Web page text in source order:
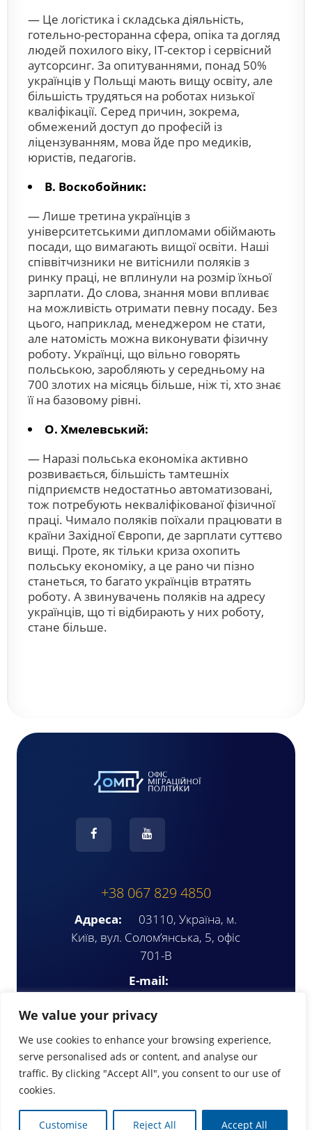
We value your privacy
We use cookies to enhance your browsing experience,
serve personalised ads or content, and analyse our
traffic. By clicking "Accept All", you consent to our use of
cookies.
Customise Reject All Accept All
— Це логістика і складська діяльність,
готельно-ресторанна сфера, опіка та догляд
людей похилого віку, IT-сектор і сервісний
аутсорсинг. За опитуваннями, понад 50%
українців у Польщі мають вищу освіту, але
більшість трудяться на роботах низької
кваліфікації. Серед причин, зок­рема,
обмежений доступ до професій із
ліцензуванням, мова йде про медиків,
юристів, педагогів.
В. Воскобойник:
— Лише третина українців з
університетськими дипломами обіймають
посади, що вимагають вищої освіти. Наші
співвіт­чизники не витіснили поляків з
ринку праці, не вплинули на розмір їхньої
зарплати. До слова, знання мови впливає
на можливість отримати певну посаду. Без
цього, наприклад, менеджером не стати,
але натомість можна виконувати фізичну
роботу. Українці, що вільно говорять
польською, заробляють у середньому на
700 злотих на місяць більше, ніж ті, хто знає
її на базовому рівні.
О. Хмелевський:
— Наразі польська економіка активно
розвивається, більшість тамтешніх
підприємств недостатньо автоматизовані,
тож потребують некваліфікованої фізичної
праці. Чимало поляків поїхали працювати в
країни Західної Європи, де зарплати суттєво
вищі. Проте, як тільки криза охопить
польську економіку, а це рано чи пізно
станеться, то багато українців втратять
роботу. А звинувачень поляків на адресу
українців, що ті відбирають у них роботу,
стане більше.
+38 067 829 4850
Адреса:
03110, Україна, м.
Київ, вул. Солом’янська, 5, офіс
701-В
E-mail: